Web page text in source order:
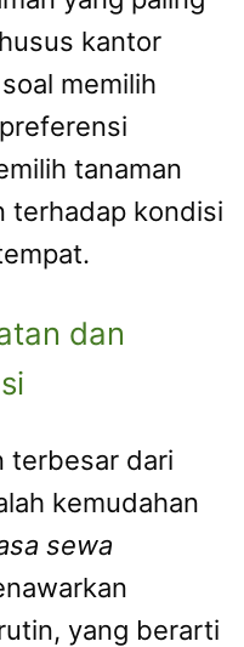
kantor
memilih
tanaman
terhadap kondisi
dan
terbesar dari
kemudahan
sewa
yang berarti